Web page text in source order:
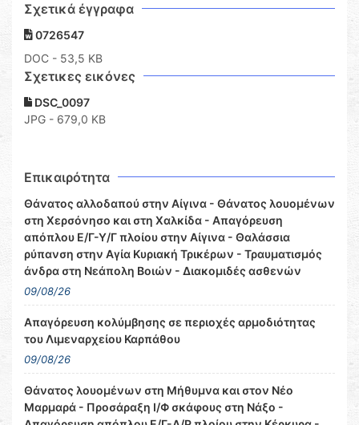
Σχετικά έγγραφα
0726547
DOC - 53,5 KB
Σχετικες εικόνες
DSC_0097
JPG - 679,0 KB
Επικαιρότητα
Θάνατος αλλοδαπού στην Αίγινα - Θάνατος λουομένων
στη Χερσόνησο και στη Χαλκίδα - Απαγόρευση
απόπλου Ε/Γ-Υ/Γ πλοίου στην Αίγινα - Θαλάσσια
ρύπανση στην Αγία Κυριακή Τρικέρων - Τραυματισμός
άνδρα στη Νεάπολη Βοιών - Διακομιδές ασθενών
09/08/26
Απαγόρευση κολύμβησης σε περιοχές αρμοδιότητας
του Λιμεναρχείου Καρπάθου
09/08/26
Θάνατος λουομένων στη Μήθυμνα και στον Νέο
Μαρμαρά - Προσάραξη Ι/Φ σκάφους στη Νάξο -